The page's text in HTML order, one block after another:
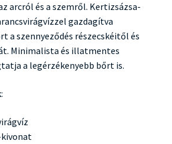
arcról és a szemről. Kertizsázsa-
gazdagítva
a szennyeződés részecskéitől és
Minimalista és illatmentes
a legérzékenyebb bőrt is.
: